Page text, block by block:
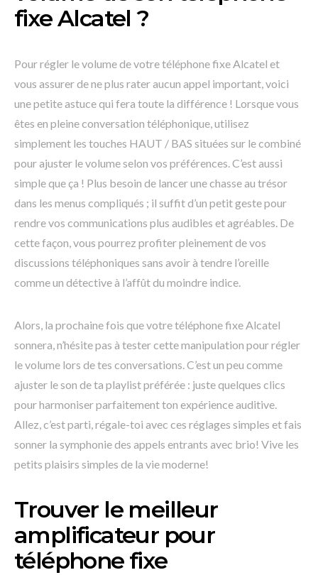
fixe Alcatel ?
Pour régler le volume de votre téléphone fixe Alcatel et
vous assurer de ne plus rater aucun appel important, voici
une petite astuce qui fera toute la différence ! Lorsque vous
êtes en pleine conversation téléphonique, utilisez
simplement les touches HAUT / BAS situées sur le combiné
pour ajuster le volume selon vos préférences. C’est aussi
simple que ça ! Plus besoin de lancer une chasse au trésor
dans les menus compliqués ; il suffit d’un petit geste pour
rendre vos communications plus audibles et agréables. De
cette façon, vous pourrez profiter pleinement de vos
discussions téléphoniques sans avoir à tendre l’oreille
comme un détective à l’affût du moindre indice.
Alors, la prochaine fois que votre téléphone fixe Alcatel
sonnera, n’hésite pas à tester cette manipulation pour régler
le volume lors de tes conversations. C’est un peu comme
ajuster le son de ta playlist préférée : juste quelques clics
pour harmoniser parfaitement ton expérience auditive.
Allez, c’est parti, régale-toi avec ces réglages simples et fais
sonner la symphonie des appels entrants avec brio! Vive les
petits plaisirs simples de la vie moderne!
Trouver le meilleur
amplificateur pour
téléphone fixe